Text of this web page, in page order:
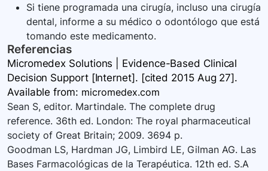
Si tiene programada una cirugía, incluso una cirugía
dental, informe a su médico o odontólogo que está
tomando este medicamento.
Referencias
Micromedex Solutions | Evidence-Based Clinical
Decision Support [Internet]. [cited 2015 Aug 27].
Available from: micromedex.com
Sean S, editor. Martindale. The complete drug
reference. 36th ed. London: The royal pharmaceutical
society of Great Britain; 2009. 3694 p.
Goodman LS, Hardman JG, Limbird LE, Gilman AG. Las
Bases Farmacológicas de la Terapéutica. 12th ed. S.A